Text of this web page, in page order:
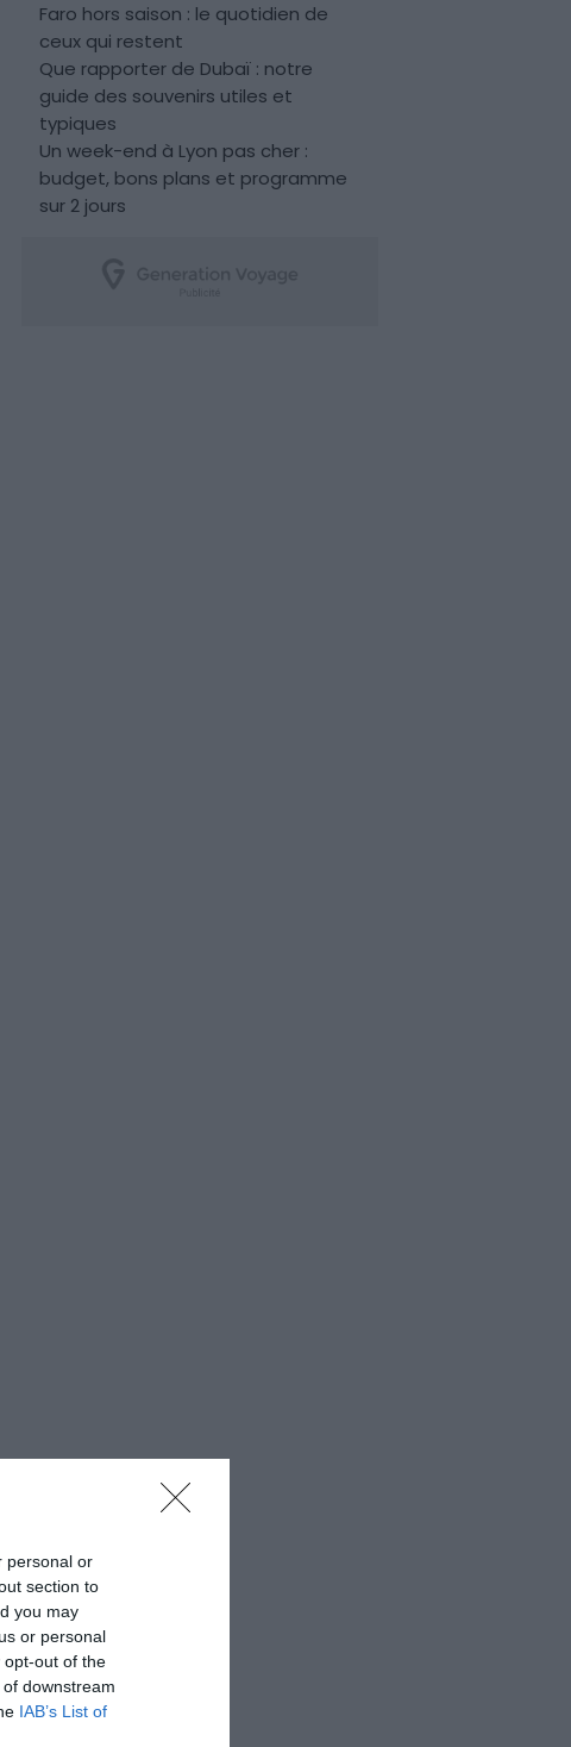
personal or
section to
you may
or personal
opt-out of the
downstream
IAB’s List of
Faro hors saison : le quotidien de
ceux qui restent
Que rapporter de Dubaï : notre
guide des souvenirs utiles et
typiques
Un week-end à Lyon pas cher :
budget, bons plans et programme
sur 2 jours